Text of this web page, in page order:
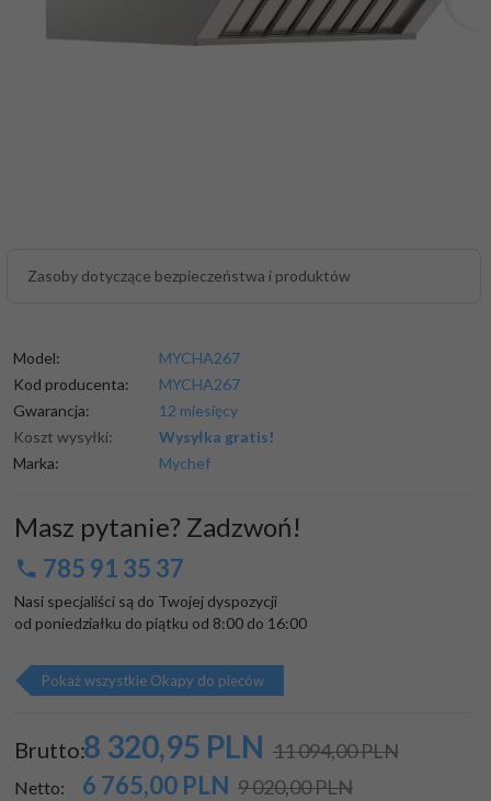
Zasoby dotyczące bezpieczeństwa i produktów
Model:
MYCHA267
Kod producenta:
MYCHA267
Gwarancja:
12 miesięcy
Koszt wysyłki:
Wysyłka gratis!
Marka:
Mychef
Masz pytanie? Zadzwoń!
785 91 35 37
Nasi specjaliści są do Twojej dyspozycji
od poniedziałku do piątku od 8:00 do 16:00
Pokaż wszystkie Okapy do pieców
Brutto:8 320,95 PLN 11 094,00 PLN
Netto: 6 765,00 PLN 9 020,00 PLN